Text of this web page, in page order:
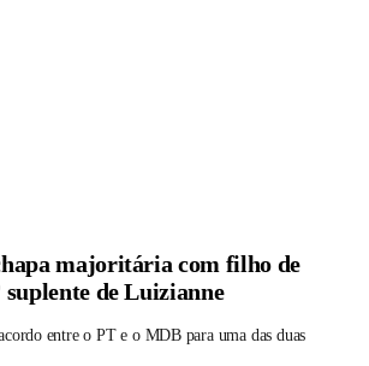
majoritária com filho de
suplente de Luizianne
entre o PT e o MDB para uma das duas